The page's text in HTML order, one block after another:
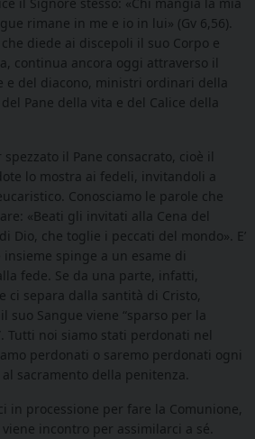
rimane in me e io in lui» (Gv 6,56).
diede ai discepoli il suo Corpo e
continua ancora oggi attraverso il
e del diacono, ministri ordinari della
Pane della vita e del Calice della
il Pane consacrato, cioè il
lo mostra ai fedeli, invitandoli a
Conosciamo le parole che
«Beati gli invitati alla Cena del
Dio, che toglie i peccati del mondo». E’
spinge a un esame di
fede. Se da una parte, infatti,
ci separa dalla santità di Cristo,
suo Sangue viene “sparso per la
Tutti noi siamo stati perdonati nel
perdonati o saremo perdonati ogni
sacramento della penitenza.
in processione per fare la Comunione,
incontro per assimilarci a sé.